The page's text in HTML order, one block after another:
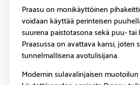
Praasu on monikäyttöinen
voidaan käyttää perinteisen
suurena paistotasona sekä puu- tai
Praasussa on avattava kansi, joten
tunnelmallisena avotulisijana.
Modernin sulavalinjaisen